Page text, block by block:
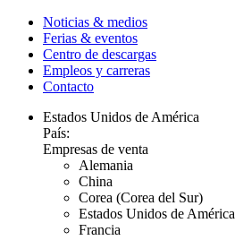
Noticias & medios
Ferias & eventos
Centro de descargas
Empleos y carreras
Contacto
Estados Unidos de América
País:
Empresas de venta
Alemania
China
Corea (Corea del Sur)
Estados Unidos de América
Francia